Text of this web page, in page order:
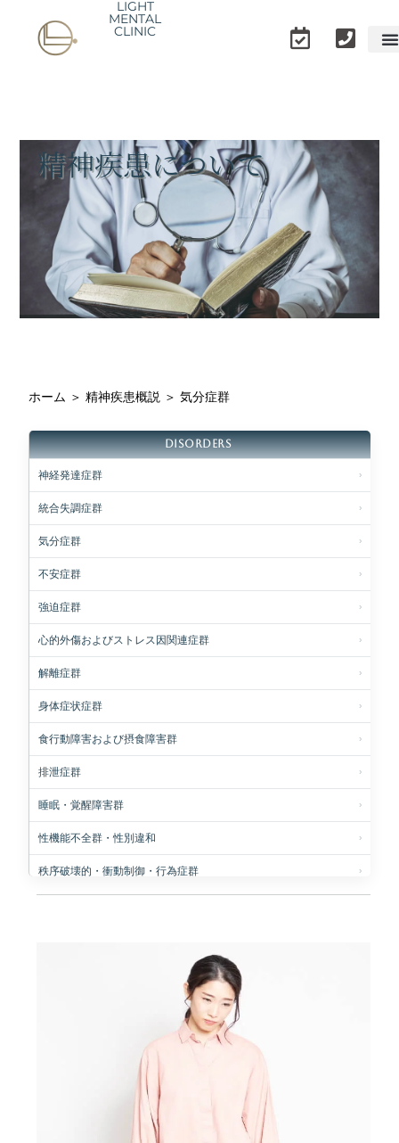
LIGHT
MENTAL
CLINIC
精神疾患について
ホーム ＞ 精神疾患概説 ＞ 気分症群
DISORDERS
神経発達症群
統合失調症群
気分症群
不安症群
強迫症群
心的外傷およびストレス因関連症群
解離症群
身体症状症群
食行動障害および摂食障害群
排泄症群
睡眠・覚醒障害群
性機能不全群・性別違和
秩序破壊的・衝動制御・行為症群